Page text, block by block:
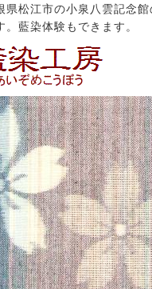
県松江市の小泉八雲記念
藍染体験もできます。